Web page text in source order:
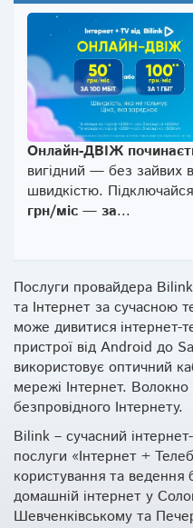
Онлайн-ДВІЖ
вигідний — без зайвих
швидкістю.
грн/міс — за...
Послуги провайдера
та Інтернет за сучасною
може дивитися інтернет-
пристрої від Android до
використовує оптичний
мережі Інтернет.
безпровідного Інтернету.
Bilink – сучасний
послуги «Інтернет +
користування та ведення
домашній інтернет у
Шевченківському та